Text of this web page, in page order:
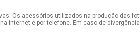
Os acessórios utilizados na produção das
internet e por telefone. Em caso de